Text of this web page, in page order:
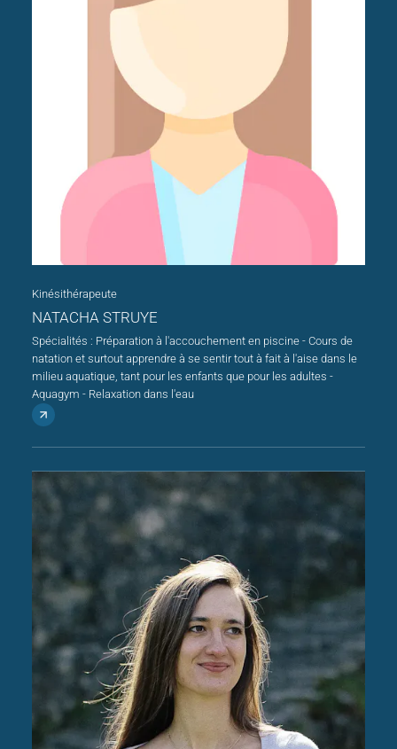
Kinésithérapeute
NATACHA STRUYE
Spécialités : Préparation à l'accouchement en piscine - Cours de
natation et surtout apprendre à se sentir tout à fait à l'aise dans le
milieu aquatique, tant pour les enfants que pour les adultes -
Aquagym - Relaxation dans l'eau